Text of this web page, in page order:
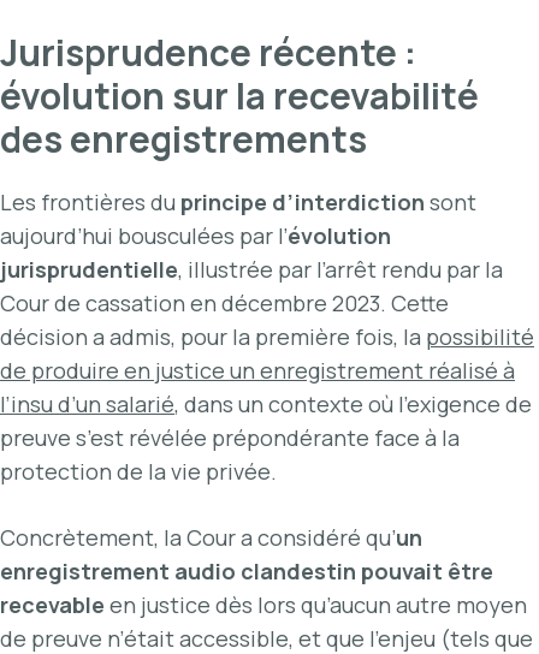
Jurisprudence récente :
évolution sur la recevabilité
des enregistrements
Les frontières du principe d’interdiction sont
aujourd’hui bousculées par l’évolution
jurisprudentielle, illustrée par l’arrêt rendu par la
Cour de cassation en décembre 2023. Cette
décision a admis, pour la première fois, la possibilité
de produire en justice un enregistrement réalisé à
l’insu d’un salarié, dans un contexte où l’exigence de
preuve s’est révélée prépondérante face à la
protection de la vie privée.
Concrètement, la Cour a considéré qu’un
enregistrement audio clandestin pouvait être
recevable en justice dès lors qu’aucun autre moyen
de preuve n’était accessible, et que l’enjeu (tels que